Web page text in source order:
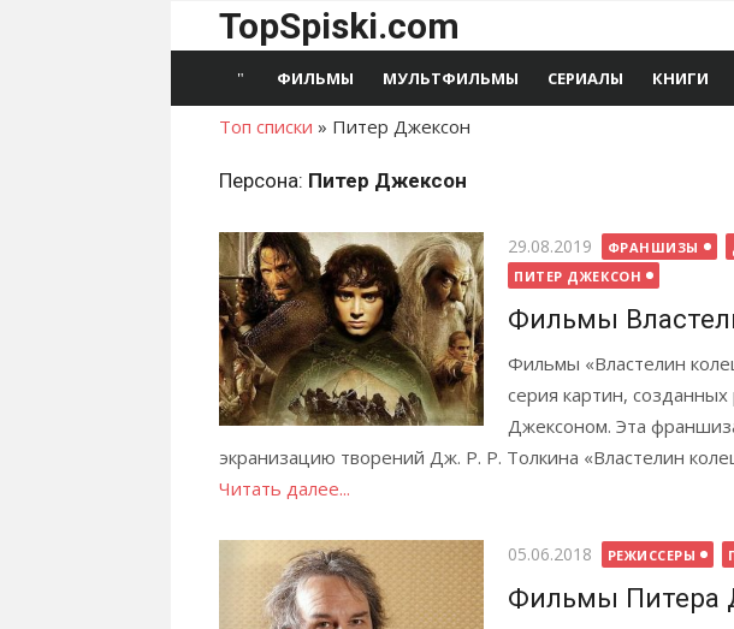
TopSpiski.com
ФИЛЬМЫ МУЛЬТФИЛЬМЫ СЕРИАЛЫ КНИГИ
Топ списки » Питер Джексон
Персона: Питер Джексон
Опубликовано
29.08.2019 ФРАНШИЗЫ
ПИТЕР ДЖЕКСОН
Фильмы
Фильмы «Властелин
серия картин,
Джексоном. Эта
экранизацию творений Дж. Р. Р. Толкина «Властелин
Читать далее...
Опубликовано
05.06.2018 РЕЖИССЕРЫ
Фильмы Питера